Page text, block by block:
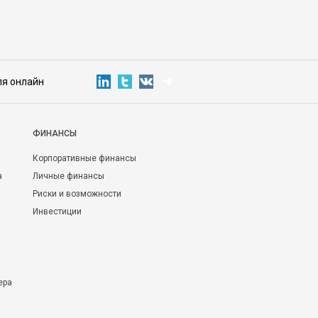
онлайн
ФИНАНСЫ
Корпоративные финансы
Личные финансы
Риски и возможности
Инвестиции